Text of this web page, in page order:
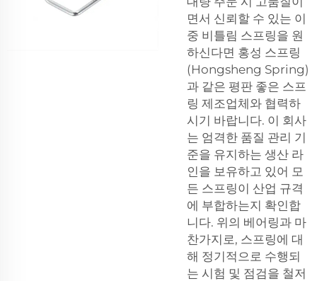
면서 신뢰할 수 있는 이
중 비틀림 스프링을 원
하신다면 홍성 스프링
(Hongsheng Spring)
과 같은 평판 좋은 스프
링 제조업체와 협력하
시기 바랍니다. 이 회사
는 엄격한 품질 관리 기
준을 유지하는 생산 라
인을 보유하고 있어 모
든 스프링이 산업 규격
에 부합하는지 확인합
니다. 위의 베어링과 마
찬가지로, 스프링에 대
해 정기적으로 수행되
는 시험 및 점검을 철저